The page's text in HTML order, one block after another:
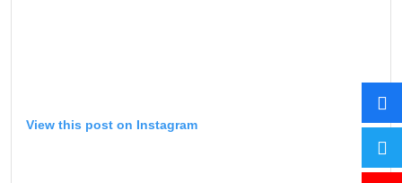
View this post on Instagram